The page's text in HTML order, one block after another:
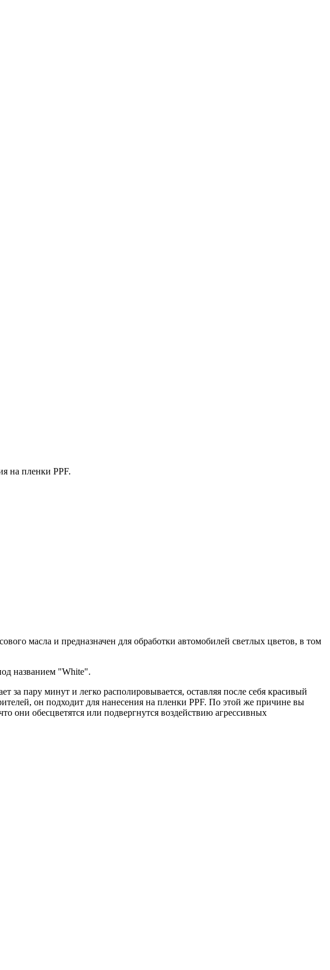
на пленки PPF.
масла и предназначен для обработки автомобилей светлых цветов, в том
названием "White".
за пару минут и легко располировывается, оставляя после себя красивый
он подходит для нанесения на пленки PPF. По этой же причине вы
обесцветятся или подвергнутся воздействию агрессивных